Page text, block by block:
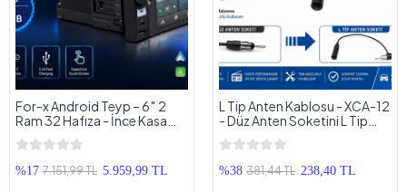
For-x Android Teyp – 6″ 2
Ram 32 Hafıza - İnce Kasa
Android Multimedya – For-x
X-435A Universal Android
Teyp
%17 7.151,99 TL 5.959,99 TL
L Tip Anten Kablosu - XCA-12
- Düz Anten Soketini L Tip
Anten Kablosuna Çeviren L
Tip Anten Soketi - 1 Adet
%38 381,44 TL 238,40 TL